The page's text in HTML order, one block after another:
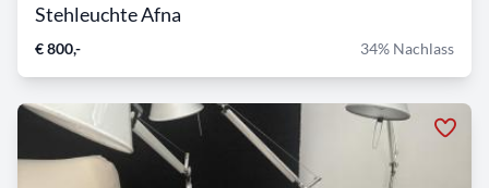
Stehleuchte Afna
€ 800,- 34% Nachlass